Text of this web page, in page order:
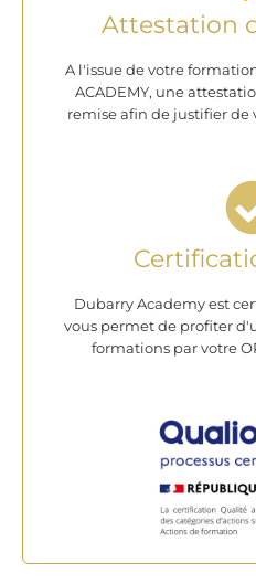
Attestation
A l'issue de votre
ACADEMY, une
remise afin de justifier de
Dubarry Academy est
vous permet de profiter
formations par votre